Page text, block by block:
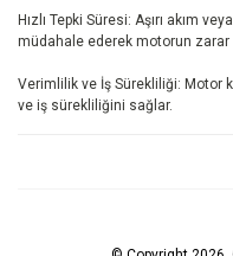
Hızlı Tepki Süresi: Aşırı akım
müdahale ederek motorun
Verimlilik ve İş Sürekliliği: Motor
ve iş sürekliliğini sağlar.